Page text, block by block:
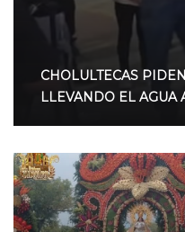
CHOLULTECAS
LLEVANDO EL AGUA